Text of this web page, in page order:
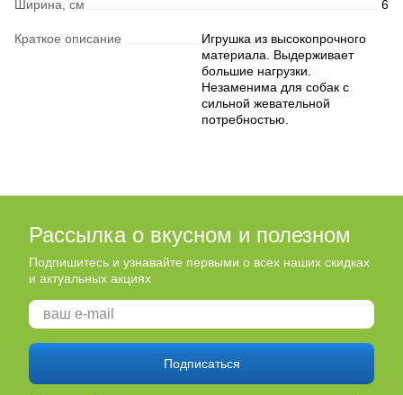
Ширина, см 6
Краткое описание
Игрушка из высокопрочного
материала. Выдерживает
большие нагрузки.
Незаменима для собак с
сильной жевательной
потребностью.
Рассылка о вкусном и полезном
Подпишитесь и узнавайте первыми о всех наших скидках
и актуальных акциях
Подписаться